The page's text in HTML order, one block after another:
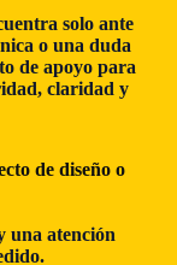
solo ante
o una duda
de apoyo para
claridad y
de diseño o
una atención